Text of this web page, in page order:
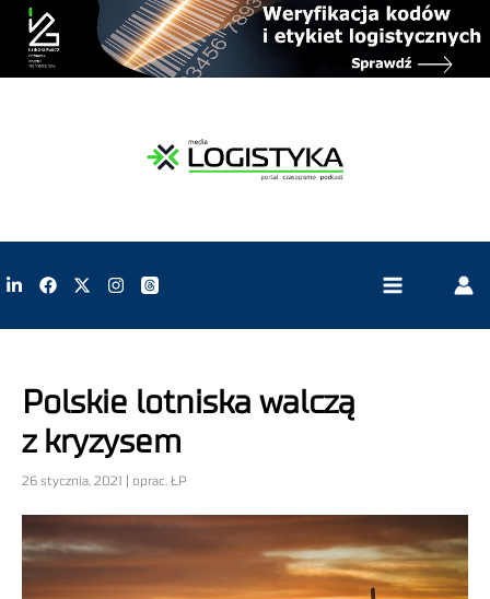
Polskie lotniska walczą
z kryzysem
26 stycznia, 2021 | oprac. ŁP